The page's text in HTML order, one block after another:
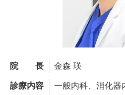
院長
金森 瑛
診療内容
一般内科、消化器